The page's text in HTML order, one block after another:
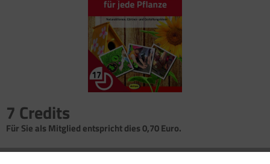
7 Credits
Für Sie als Mitglied entspricht dies 0,70 Euro.